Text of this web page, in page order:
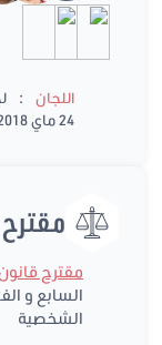
اللجان :
24 ماي 2018
مقترح قانون عدد
الشخصية